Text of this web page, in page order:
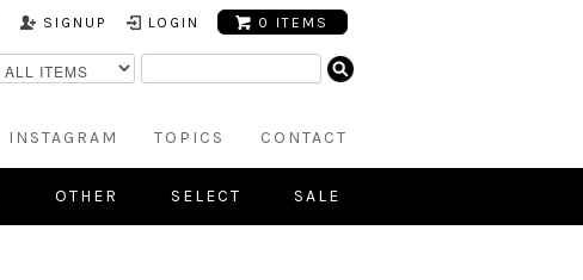
SIGNUP LOGIN 0 ITEMS
INSTAGRAM TOPICS CONTACT
OTHER SELECT SALE